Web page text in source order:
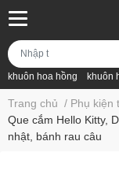
khuôn hoa hồng khuôn
Trang chủ / Phụ kiện
Que cắm Hello Kitty,
nhật, bánh rau câu